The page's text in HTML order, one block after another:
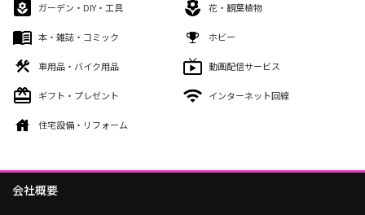
ガーデン・DIY・工具 花・観葉植物
本・雑誌・コミック ホビー
車用品・バイク用品 動画配信サービス
ギフト・プレゼント インターネット回線
住宅設備・リフォーム
会社概要